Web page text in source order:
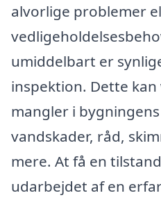
alvorlige problemer
umiddelbart er
inspektion. Dette
mangler i
vandskader, råd,
mere. At få en
udarbejdet af en